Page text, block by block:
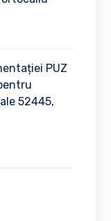
PUZ
52445,